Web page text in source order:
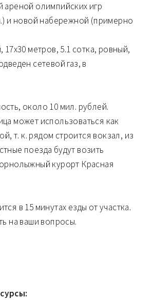
ареной олимпийских игр
и новой набережной (примерно
17х30 метров, 5.1 сотка, ровный,
сетевой газ, в
около 10 мил. рублей.
может использоваться как
т. к. рядом строится вокзал, из
поезда будут возить
курорт Красная
в 15 минутах езды от участка.
на ваши вопросы.